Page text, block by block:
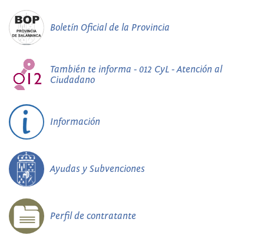
Boletín Oficial de la Provincia
También te informa - 012 CyL - Atención al
Ciudadano
Información
Ayudas y Subvenciones
Perfil de contratante